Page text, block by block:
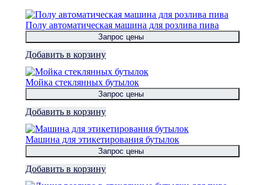
Полу автоматическая машина для розлива пива
Запрос цены
Добавить в корзину
Мойка стеклянных бутылок
Запрос цены
Добавить в корзину
Машина для этикетирования бутылок
Запрос цены
Добавить в корзину